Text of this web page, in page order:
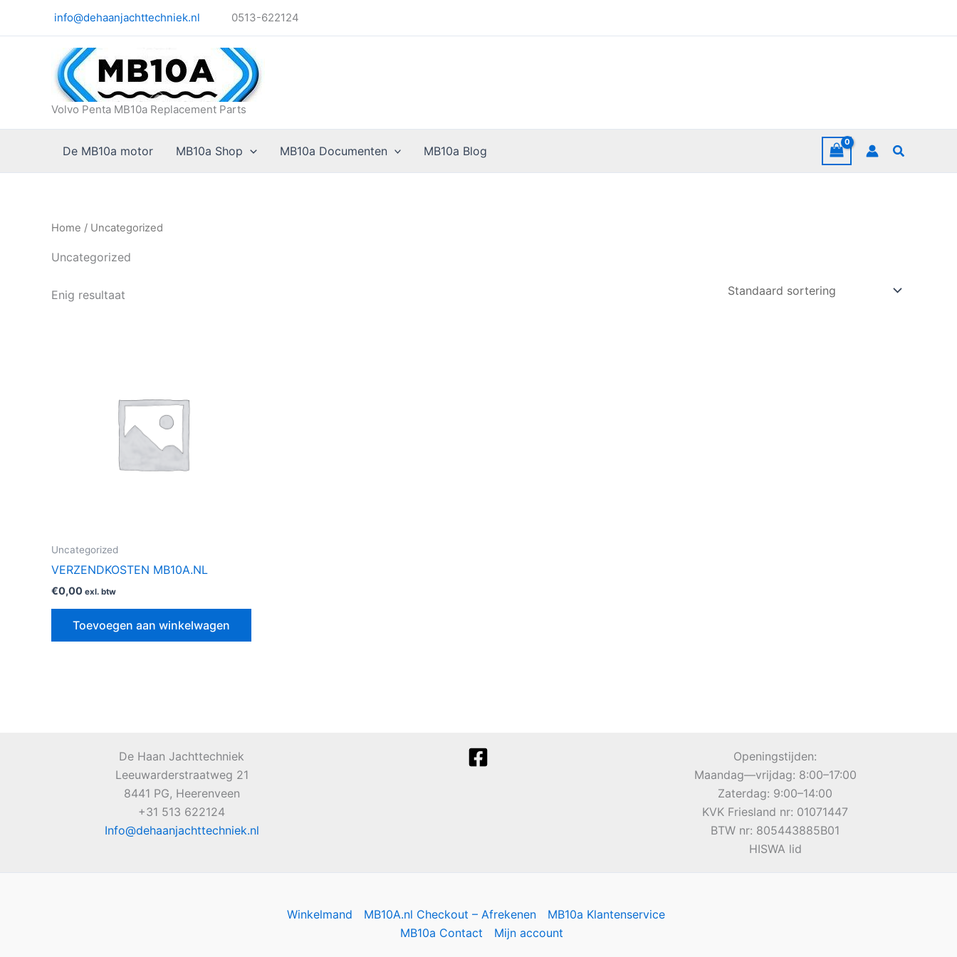
info@dehaanjachttechniek.nl 0513-622124
Volvo Penta MB10a Replacement Parts
De MB10a motor MB10a Shop MB10a Documenten MB10a Blog Zoeken
Home / Uncategorized
Uncategorized
Enig resultaat
Uncategorized
VERZENDKOSTEN MB10A.NL
€0,00 exl. btw
Toevoegen aan winkelwagen
De Haan Jachttechniek
Leeuwarderstraatweg 21
8441 PG, Heerenveen
+31 513 622124
Info@dehaanjachttechniek.nl
Openingstijden:
Maandag—vrijdag: 8:00–17:00
Zaterdag: 9:00–14:00
KVK Friesland nr: 01071447
BTW nr: 805443885B01
HISWA lid
Winkelmand MB10A.nl Checkout – Afrekenen
MB10a Klantenservice
MB10a Contact
Mijn account